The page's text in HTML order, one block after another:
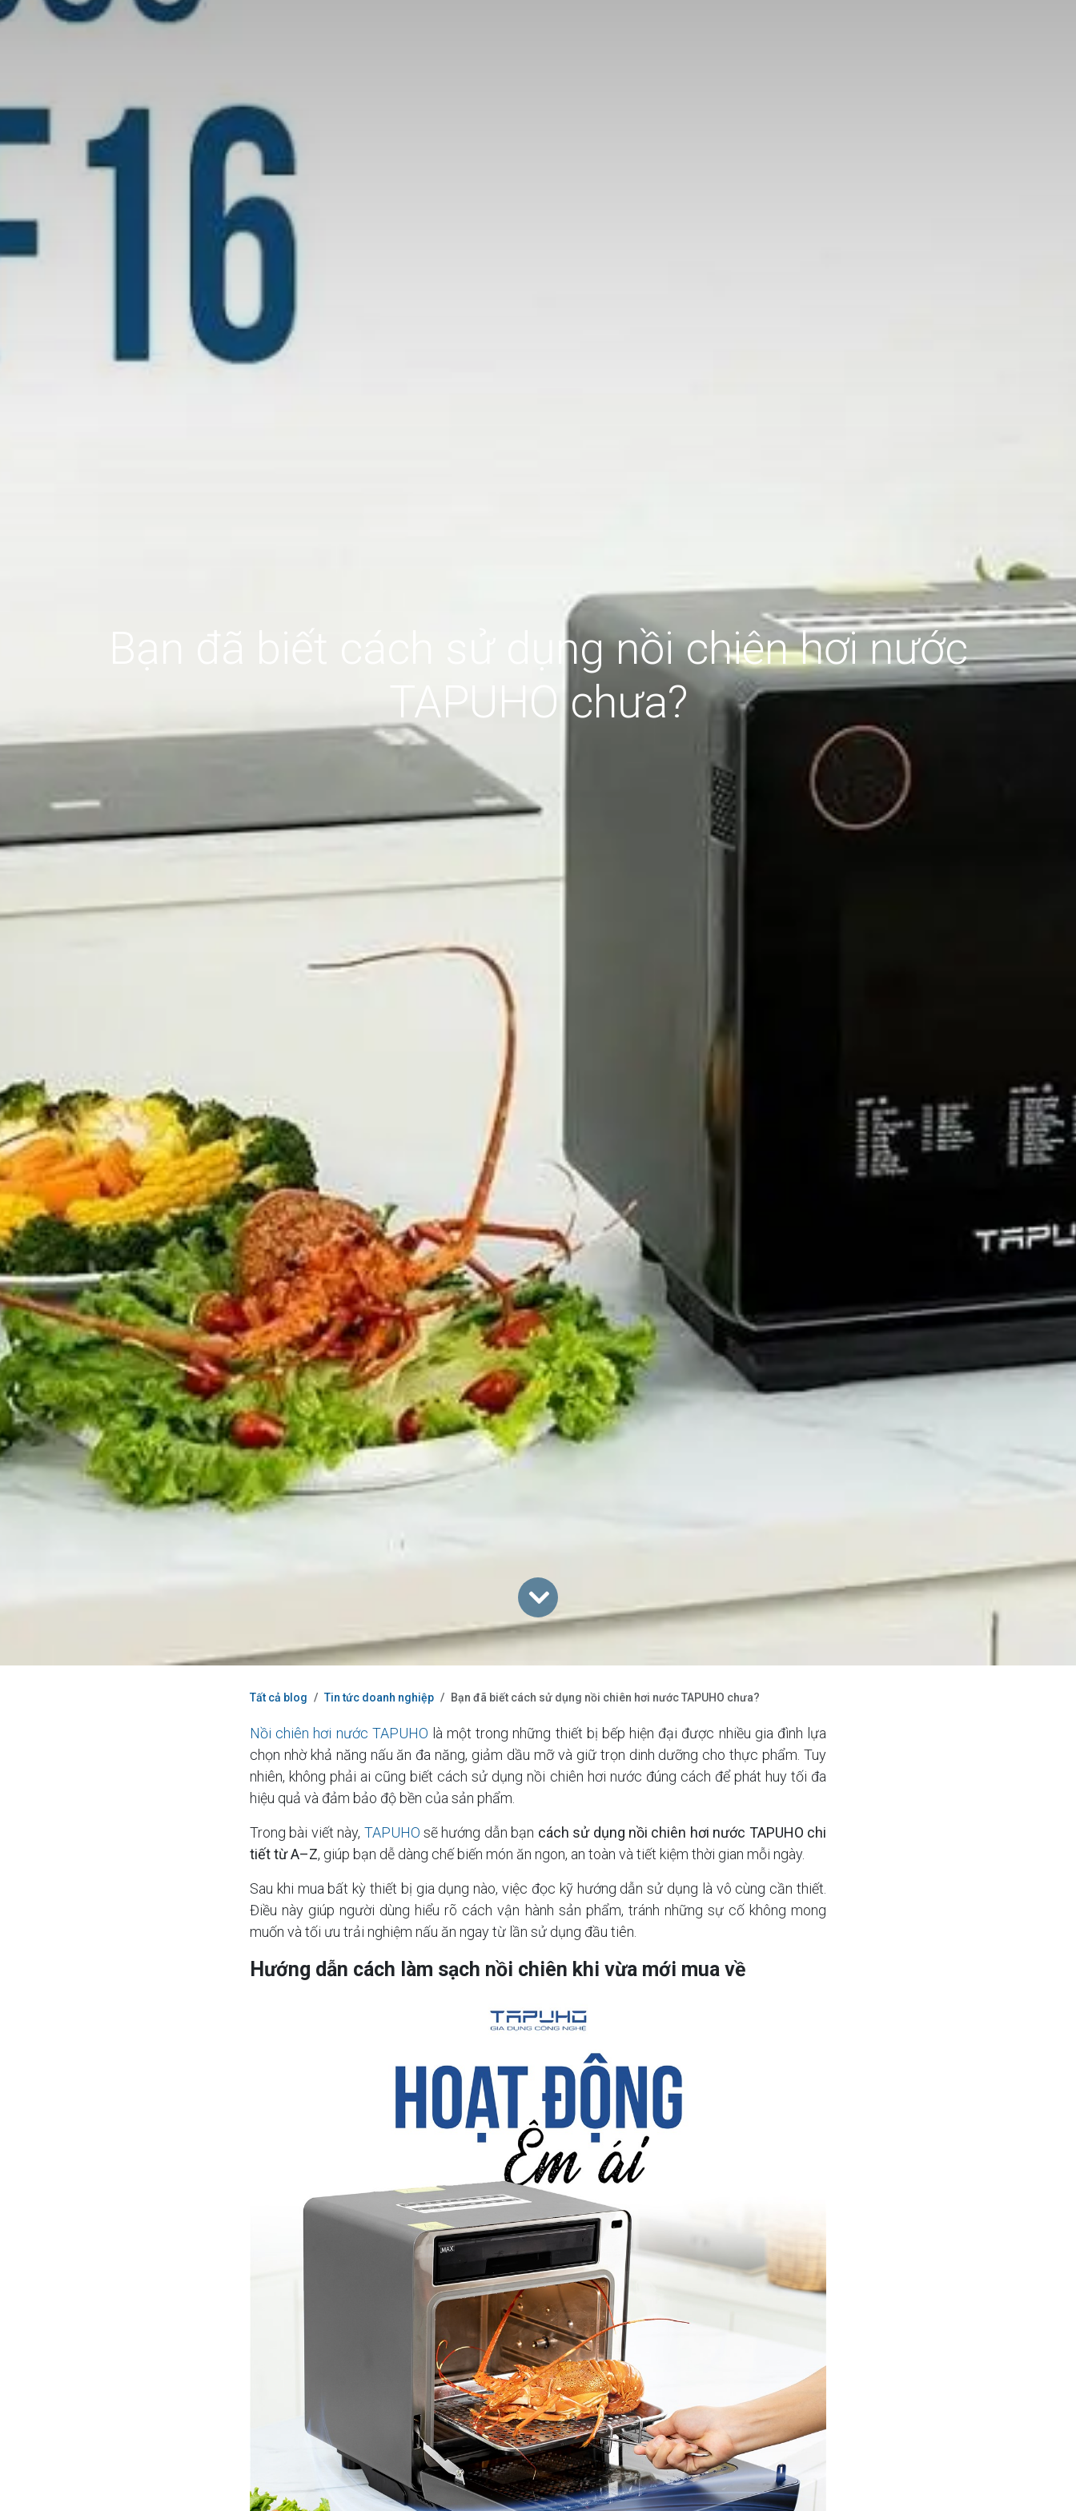
Bạn đã biết cách sử dụng nồi chiên hơi nước
TAPUHO chưa?
Tất cả blog Tin tức doanh nghiệp Bạn đã biết cách sử dụng nồi chiên hơi nước TAPUHO chưa?
Nồi chiên hơi nước TAPUHO là một trong những thiết bị bếp hiện đại được nhiều gia đình lựa
chọn nhờ khả năng nấu ăn đa năng, giảm dầu mỡ và giữ trọn dinh dưỡng cho thực phẩm. Tuy
nhiên, không phải ai cũng biết cách sử dụng nồi chiên hơi nước đúng cách để phát huy tối đa
hiệu quả và đảm bảo độ bền của sản phẩm.
Trong bài viết này, TAPUHO sẽ hướng dẫn bạn cách sử dụng nồi chiên hơi nước TAPUHO chi
tiết từ A–Z, giúp bạn dễ dàng chế biến món ăn ngon, an toàn và tiết kiệm thời gian mỗi ngày.
Sau khi mua bất kỳ thiết bị gia dụng nào, việc đọc kỹ hướng dẫn sử dụng là vô cùng cần thiết.
Điều này giúp người dùng hiểu rõ cách vận hành sản phẩm, tránh những sự cố không mong
muốn và tối ưu trải nghiệm nấu ăn ngay từ lần sử dụng đầu tiên.
Hướng dẫn cách làm sạch nồi chiên khi vừa mới mua về